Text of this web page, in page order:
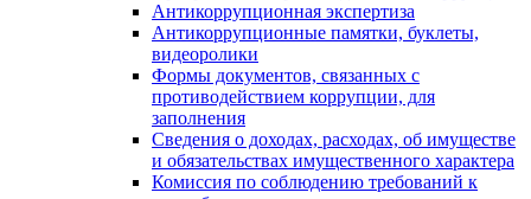
Антикоррупционная экспертиза
Антикоррупционные памятки, буклеты,
видеоролики
Формы документов, связанных с
противодействием коррупции, для
заполнения
Сведения о доходах, расходах, об имуществе
и обязательствах имущественного характера
Комиссия по соблюдению требований к